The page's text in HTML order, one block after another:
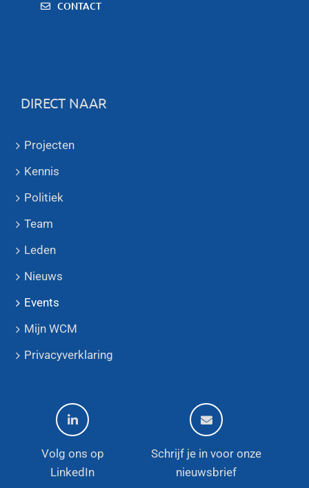
CONTACT
DIRECT NAAR
Projecten
Kennis
Politiek
Team
Leden
Nieuws
Events
Mijn WCM
Privacyverklaring
Volg ons op
LinkedIn
Schrijf je in voor onze
nieuwsbrief